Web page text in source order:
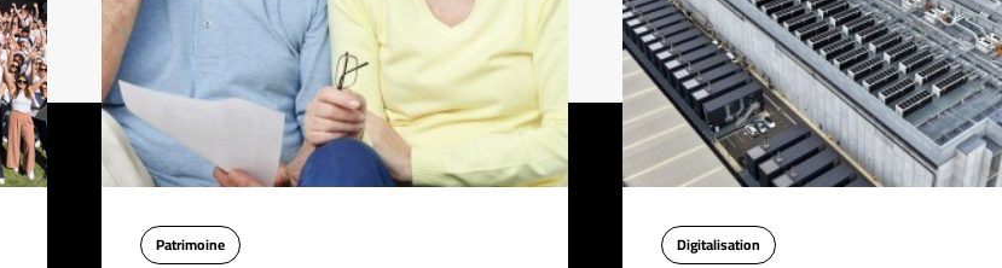
Patrimoine Digitalisation